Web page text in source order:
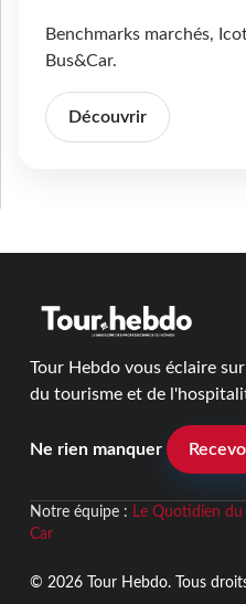
Benchmarks marchés,
Bus&Car.
Découvrir
Tour Hebdo vous éclaire
du tourisme et de
Ne rien manquer
Notre équipe : Le Quotidien du
Car
© 2026 Tour Hebdo. Tous